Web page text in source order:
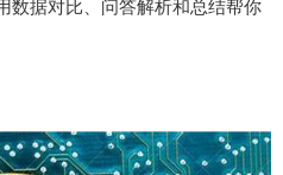
数据对比、问答解析和总结帮你